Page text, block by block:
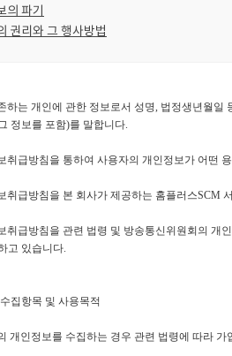
의 파기
권리와 그 행사방법
하는 개인에 관한 정보로서 성명, 법정생년월일
정보를 포함)를 말합니다.
취급방침을 통하여 사용자의 개인정보가 어떤
취급방침을 본 회사가 제공하는 홈플러스SCM
취급방침을 관련 법령 및 방송통신위원회의 개
고 있습니다.
집항목 및 사용목적
개인정보를 수집하는 경우 관련 법령에 따라